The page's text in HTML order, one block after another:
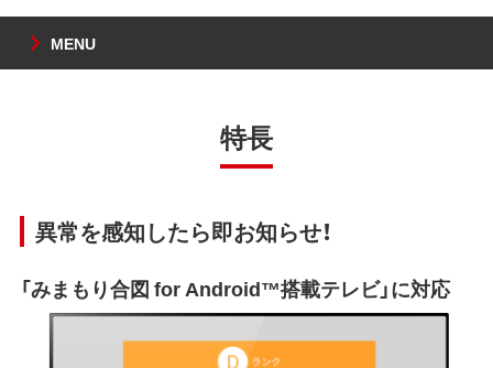
MENU
特長
異常を感知したら即お知らせ！
「みまもり合図 for Android™搭載テレビ」に対応